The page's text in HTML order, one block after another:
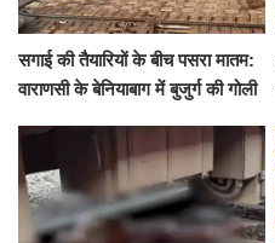
सगाई की तैयारियों के बीच पसरा मातम:
वाराणसी के बेनियाबाग में बुजुर्ग की गोली